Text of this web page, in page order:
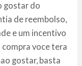
gostar do
de reembolso,
e um incentivo
compra voce tera
gostar, basta